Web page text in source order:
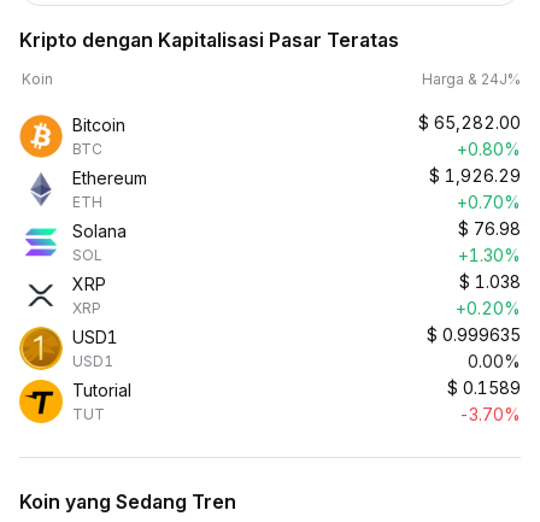
Kripto dengan Kapitalisasi Pasar Teratas
Koin Harga & 24J%
Bitcoin
BTC
$ 65,282.00
+0.80%
Ethereum
ETH
$ 1,926.29
+0.70%
Solana
SOL
$ 76.98
+1.30%
XRP
XRP
$ 1.038
+0.20%
USD1
USD1
$ 0.999635
0.00%
Tutorial
TUT
$ 0.1589
-3.70%
Koin yang Sedang Tren